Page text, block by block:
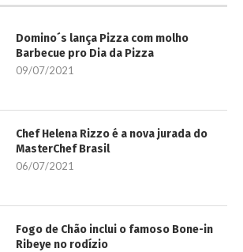
Domino´s lança Pizza com molho
Barbecue pro Dia da Pizza
09/07/2021
Chef Helena Rizzo é a nova jurada do
MasterChef Brasil
06/07/2021
Fogo de Chão inclui o famoso Bone-in
Ribeye no rodízio